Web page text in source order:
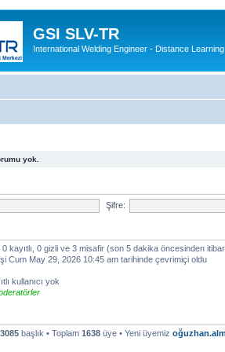
GSI SLV-TR
International Welding Engineer - Distance Learning
yok.
Şifre:
0 kayıtlı, 0 gizli ve 3 misafir (son 5 dakika öncesinden
Cum May 29, 2026 10:45 am tarihinde çevrimiçi oldu
kullanıcı yok
3085 başlık • Toplam 1638 üye • Yeni üyemiz